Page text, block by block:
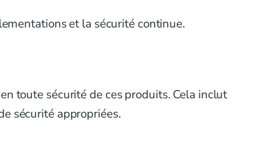
et la sécurité continue.
toute sécurité de ces produits. Cela inclut
sécurité appropriées.